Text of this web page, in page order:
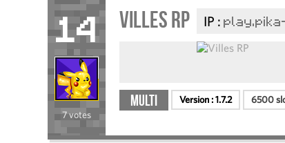
14
7 votes
Villes RP IP :
Multi Version :1.7.2 6500